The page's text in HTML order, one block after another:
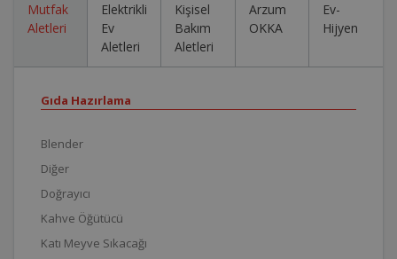
Mutfak
Aletleri
Elektrikli
Ev
Aletleri
Kişisel
Bakım
Aletleri
Arzum
OKKA
Ev-
Hijyen
Gıda Hazırlama
Blender
Diğer
Doğrayıcı
Kahve Öğütücü
Katı Meyve Sıkacağı